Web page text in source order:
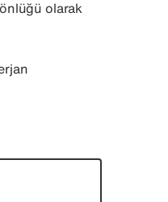
olarak